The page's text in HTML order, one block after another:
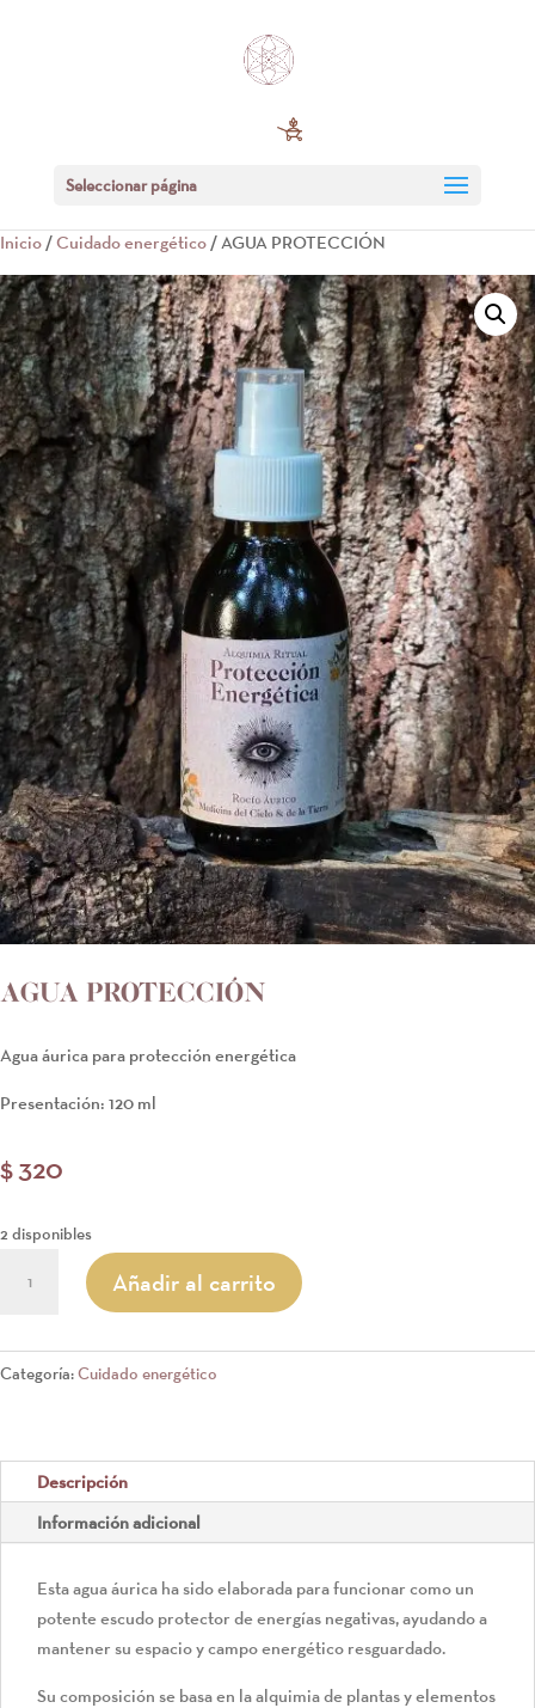
Seleccionar página
Inicio/Cuidado energético/ AGUA PROTECCIÓN
AGUA PROTECCIÓN
Agua áurica para protección energética
Presentación: 120 ml
$320
2 disponibles
PROTECCIÓNAñadir al carrito
Categoría:Cuidado energético
Descripción
Información adicional
Esta agua áurica ha sido elaborada para funcionar como un
potente escudo protector de energías negativas, ayudando a
mantener su espacio y campo energético resguardado.
Su composición se basa en la alquimia de plantas y elementos